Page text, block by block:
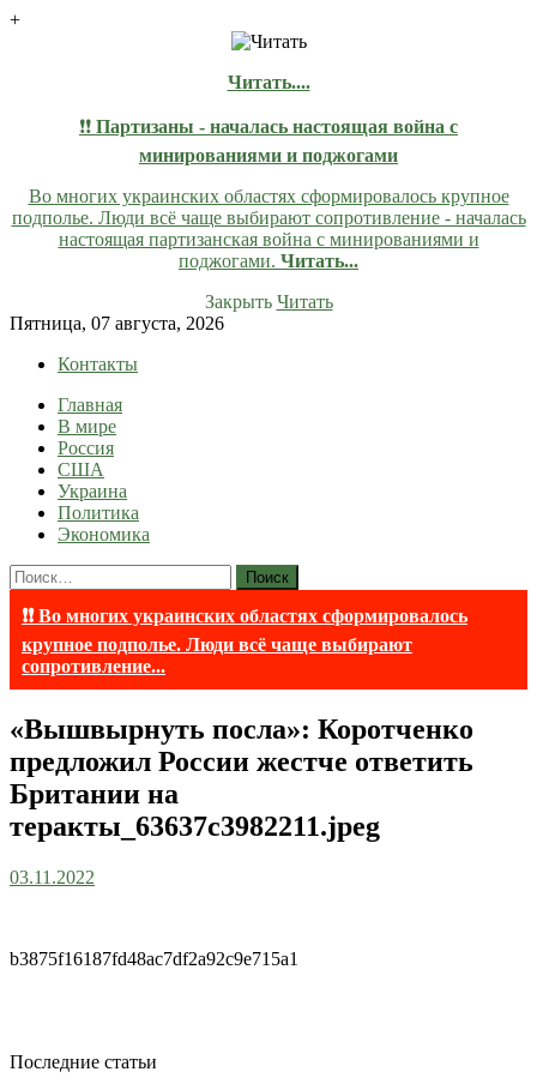
+
Читать....
❗❗ Партизаны - началась настоящая война с
минированиями и поджогами
Во многих украинских областях сформировалось крупное
подполье. Люди всё чаще выбирают сопротивление - началась
настоящая партизанская война с минированиями и
поджогами. Читать...
Закрыть Читать
Skip
content
Пятница, 07 августа, 2026
Контакты
lentaruss
lentaruss — Новости
Главная
В мире
Россия
США
Украина
Политика
Экономика
Найти:
❗❗ Во многих украинских областях сформировалось
крупное подполье. Люди всё чаще выбирают
сопротивление...
«Вышвырнуть посла»: Коротченко
предложил России жестче ответить
Британии на
теракты_63637c3982211.jpeg
03.11.2022
b3875f16187fd48ac7df2a92c9e715a1
Последние статьи